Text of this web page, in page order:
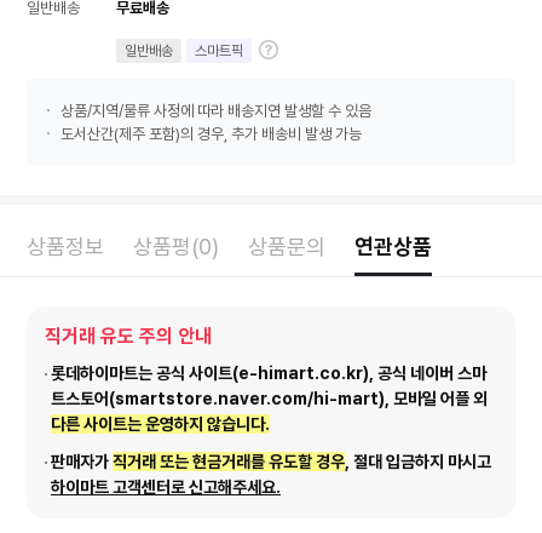
일반배송 무료배송
일반배송 스마트픽
상품/지역/물류 사정에 따라 배송지연 발생할 수 있음
도서산간(제주 포함)의 경우, 추가 배송비 발생 가능
상품정보 상품평(0) 상품문의 연관상품
직거래 유도 주의 안내
롯데하이마트는 공식 사이트(e-himart.co.kr), 공식 네이버 스마
트스토어(smartstore.naver.com/hi-mart), 모바일 어플 외
다른 사이트는 운영하지 않습니다.
판매자가직거래 또는 현금거래를 유도할 경우 , 절대 입금하지 마시고
하이마트 고객센터로 신고해주세요.